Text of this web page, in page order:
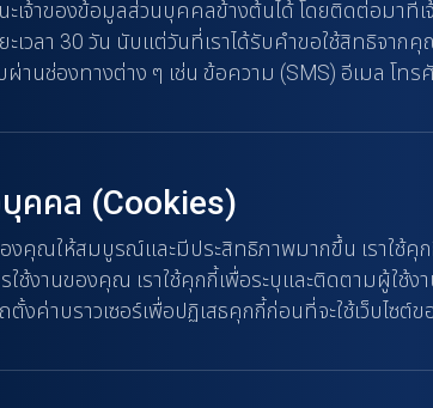
จ้าของข้อมูลส่วนบุคคลข้างต้นได้ โดยติดต่อมาที่
ะเวลา 30 วัน นับแต่วันที่เราได้รับคำขอใช้สิทธิจา
านช่องทางต่าง ๆ เช่น ข้อความ (SMS) อีเมล โท
คคล (Cookies)
งคุณให้สมบูรณ์และมีประสิทธิภาพมากขึ้น เราใช้
ช้งานของคุณ เราใช้คุกกี้เพื่อระบุและติดตามผู้ใช้งา
าบราวเซอร์เพื่อปฏิเสธคุกกี้ก่อนที่จะใช้เว็บไซต์ขอ